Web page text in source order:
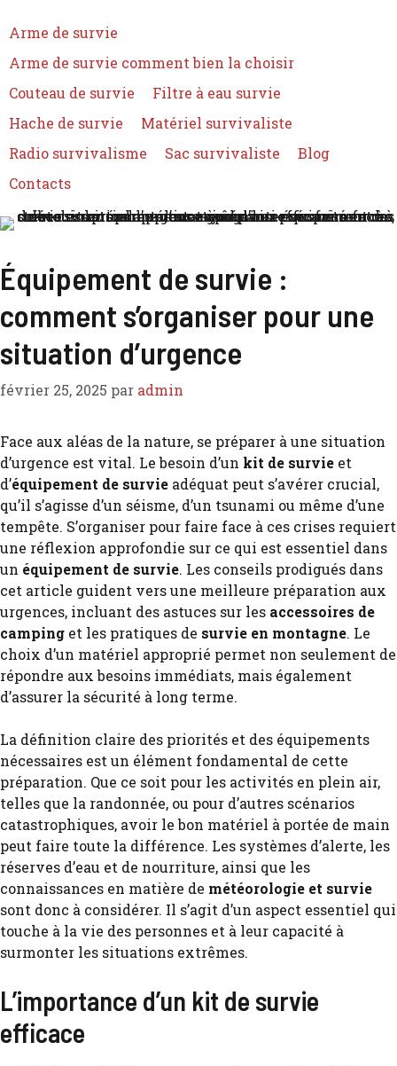
Arme de survie
Arme de survie comment bien la choisir
Couteau de survie
Filtre à eau survie
Hache de survie
Matériel survivaliste
Radio survivalisme
Sac survivaliste
Blog
Contacts
Équipement de survie :
comment s’organiser pour une
situation d’urgence
février 25, 2025 par admin
Face aux aléas de la nature, se préparer à une situation
d’urgence est vital. Le besoin d’un kit de survie et
d’équipement de survie adéquat peut s’avérer crucial,
qu’il s’agisse d’un séisme, d’un tsunami ou même d’une
tempête. S’organiser pour faire face à ces crises requiert
une réflexion approfondie sur ce qui est essentiel dans
un équipement de survie. Les conseils prodigués dans
cet article guident vers une meilleure préparation aux
urgences, incluant des astuces sur les accessoires de
camping et les pratiques de survie en montagne. Le
choix d’un matériel approprié permet non seulement de
répondre aux besoins immédiats, mais également
d’assurer la sécurité à long terme.
La définition claire des priorités et des équipements
nécessaires est un élément fondamental de cette
préparation. Que ce soit pour les activités en plein air,
telles que la randonnée, ou pour d’autres scénarios
catastrophiques, avoir le bon matériel à portée de main
peut faire toute la différence. Les systèmes d’alerte, les
réserves d’eau et de nourriture, ainsi que les
connaissances en matière de météorologie et survie
sont donc à considérer. Il s’agit d’un aspect essentiel qui
touche à la vie des personnes et à leur capacité à
surmonter les situations extrêmes.
L’importance d’un kit de survie
efficace